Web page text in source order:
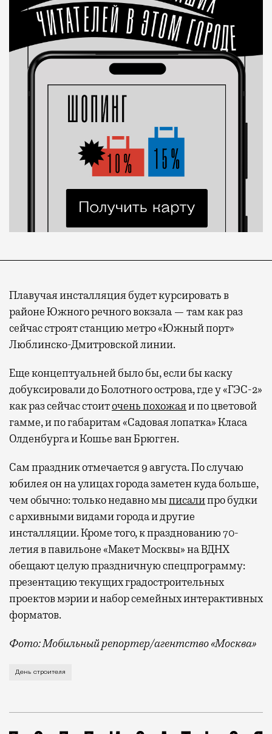
Плавучая инсталляция будет курсировать в
районе Южного речного вокзала — там как раз
сейчас строят станцию метро «Южный порт»
Люблинско-Дмитровской линии.
Еще концептуальней было бы, если бы каску
добуксировали до Болотного острова, где у «ГЭС-2»
как раз сейчас стоиточень похожаяи по цветовой
гамме, и по габаритам «Садовая лопатка» Класа
Олденбурга и Кошье ван Брюгген.
Сам праздник отмечается 9 августа. По случаю
юбилея он на улицах города заметен куда больше,
чем обычно: только недавно мыписалипро будки
с архивными видами города и другие
инсталляции. Кроме того, к празднованию 70-
летия в павильоне «Макет Москвы» на ВДНХ
обещают целую праздничную спецпрограмму:
презентацию текущих градостроительных
проектов мэрии и набор семейных интерактивных
форматов.
Фото: Мобильный репортер/агентство «Москва»
Это каска в фирменных цветах департамента
День строителя